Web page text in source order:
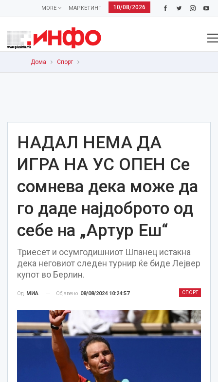
10/08/2026
МАРКЕТИНГ
MORE
Дома Спорт
НАДАЛ НЕМА ДА
ИГРА НА УС ОПЕН Се
сомнева дека може да
го даде најдоброто од
себе на „Артур Еш“
Триесет и осумгодишниот Шпанец истакна
дека неговиот следен турнир ќе биде Лејвер
купот во Берлин.
СПОРТ
Од МИА Објавено 08/08/2024 10:24:57